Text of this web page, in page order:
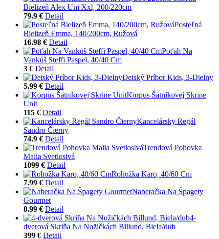
Bielizeň Alex Uni Xxl, 200/220cm
79.9 € Detail
Posteľná
Bielizeň Emma, 140/200cm, Ružová
16.98 € Detail
Poťah Na
Vankúš Steffi Paspel, 40/40 Cm
3 € Detail
Detský Príbor Kids, 3-Dielny
5.99 € Detail
Korpus Šatníkovej Skrine
Unit
115 € Detail
Kancelársky Regál
Sandro Čierny
74.9 € Detail
Trendová Pohovka
Malia Svetlosivá
1099 € Detail
Rohožka Karo, 40/60 Cm
7.99 € Detail
Naberačka Na Špagety
Gourmet
8.99 € Detail
4-
dverová Skriňa Na Nožičkách Billund, Biela/dub
399 € Detail